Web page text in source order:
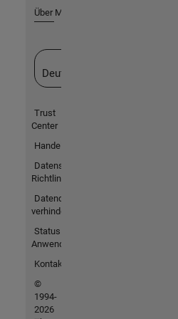
Über MathWorks
Deutschland
Trust
Center
Handelsmarken
Datenschutz-
Richtlinien
Datendiebstahl
verhindern
Status von
Anwendungen
Kontakt
©
1994-
2026